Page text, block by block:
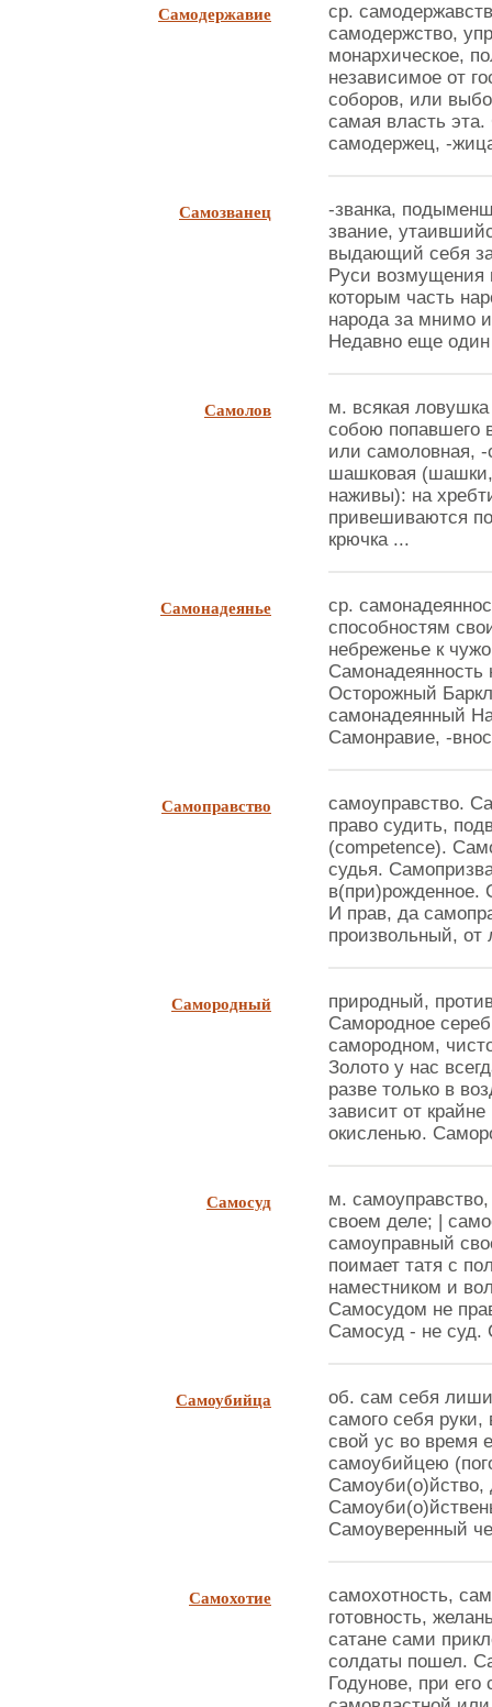
Самодержавие
ср.
самодержство,
монархическое,
независимое от
соборов, или
самая власть
самодержец, -
Самозванец
-званка,
звание,
выдающий себя
Руси возмущения
которым часть
народа за мнимо
Недавно еще
Самолов
м. всякая
собою попавшего
или самоловная, -
шашковая (шашки,
наживы): на
привешиваются
крючка ...
Самонадеянье
ср.
способностям
небреженье к
Самонадеянность
Осторожный
самонадеянный
Самонравие, -
Самоправство
самоуправство.
право судить,
(competence).
судья.
в(при)рожденное.
И прав, да
произвольный, от
Самородный
природный,
Самородное
самородном,
Золото у нас
разве только в
зависит от
окисленью.
Самосуд
м.
своем деле; |
самоуправный
поимает татя с
наместником и
Самосудом не
Самосуд - не суд.
Самоубийца
об. сам себя
самого себя
свой ус во время
самоубийцею
Самоуби(о)йство,
Самоуверенный
Самохотие
самохотность,
готовность,
сатане сами
солдаты пошел.
Годунове, при